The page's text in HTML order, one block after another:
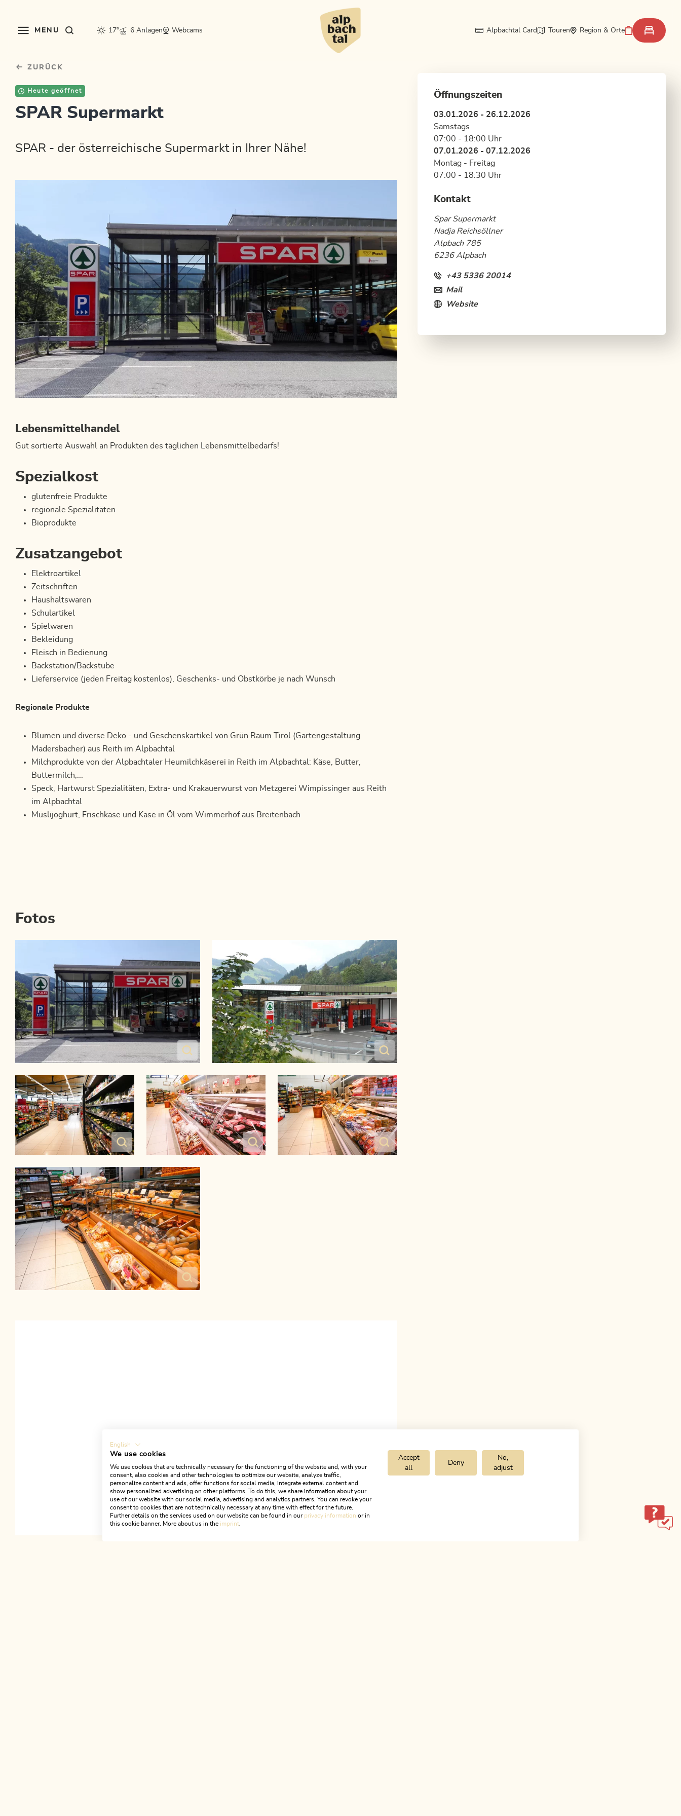
MENU 17° 6 Anlagen Webcams Alpbachtal Card Touren Region & Orte
ZURÜCK
Heute geöffnet
SPAR Supermarkt
SPAR - der österreichische Supermarkt in Ihrer Nähe!
Lebensmittelhandel
Gut sortierte Auswahl an Produkten des täglichen Lebensmittelbedarfs!
Spezialkost
glutenfreie Produkte
regionale Spezialitäten
Bioprodukte
Zusatzangebot
Elektroartikel
Zeitschriften
Haushaltswaren
Schulartikel
Spielwaren
Bekleidung
Fleisch in Bedienung
Backstation/Backstube
Lieferservice (jeden Freitag kostenlos), Geschenks- und Obstkörbe je nach Wunsch
Regionale Produkte
Blumen und diverse Deko - und Geschenskartikel von Grün Raum Tirol (Gartengestaltung
Madersbacher) aus Reith im Alpbachtal
Milchprodukte von der Alpbachtaler Heumilchkäserei in Reith im Alpbachtal: Käse, Butter,
Buttermilch,...
Speck, Hartwurst Spezialitäten, Extra- und Krakauerwurst von Metzgerei Wimpissinger aus Reith
im Alpbachtal
Müslijoghurt, Frischkäse und Käse in Öl vom Wimmerhof aus Breitenbach
Fotos
ALLE COOKIES AKTIVIEREN
Öffnungszeiten
03.01.2026 - 26.12.2026
Samstags
07:00 - 18:00 Uhr
07.01.2026 - 07.12.2026
Montag - Freitag
07:00 - 18:30 Uhr
Kontakt
Spar Supermarkt
Nadja Reichsöllner
Alpbach 785
6236 Alpbach
+43 5336 20014
Mail
Website
English
We use cookies
We use cookies that are technically necessary for the functioning of the website and, with your
consent, also cookies and other technologies to optimize our website, analyze traffic,
personalize content and ads, offer functions for social media, integrate external content and
show personalized advertising on other platforms. To do this, we share information about your
use of our website with our social media, advertising and analytics partners. You can revoke your
consent to cookies that are not technically necessary at any time with effect for the future.
Further details on the services used on our website can be found in our privacy information or in
this cookie banner. More about us in the imprint.
Accept
all
Deny
No,
adjust